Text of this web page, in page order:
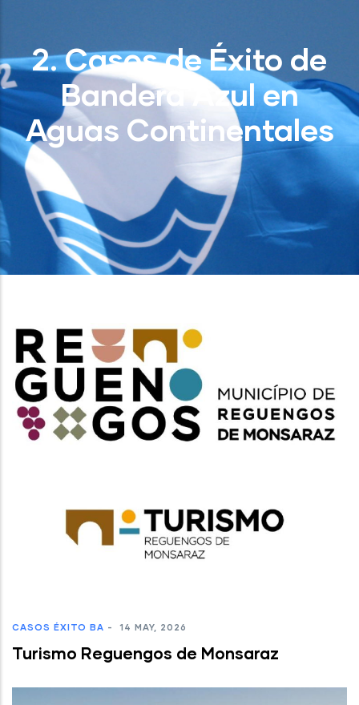
2. Casos de Éxito de
Bandera Azul en
Aguas Continentales
CASOS ÉXITO BA - 14 MAY, 2026
Turismo Reguengos de Monsaraz